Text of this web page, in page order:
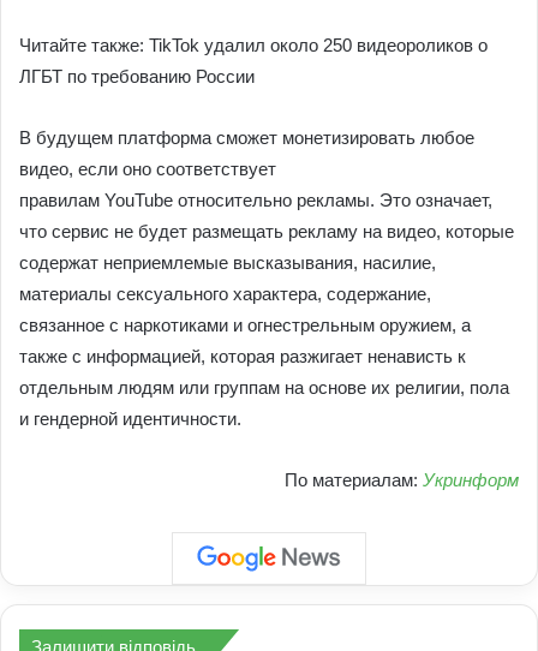
Читайте также: TikTok удалил около 250 видеороликов о
ЛГБТ по требованию России
В будущем платформа сможет монетизировать любое
видео, если оно соответствует
правилам YouTube относительно рекламы. Это означает,
что сервис не будет размещать рекламу на видео, которые
содержат неприемлемые высказывания, насилие,
материалы сексуального характера, содержание,
связанное с наркотиками и огнестрельным оружием, а
также с информацией, которая разжигает ненависть к
отдельным людям или группам на основе их религии, пола
и гендерной идентичности.
По материалам: Укринформ
Залишити відповідь